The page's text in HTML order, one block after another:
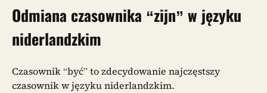
Odmiana czasownika “zijn” w języku
niderlandzkim
Czasownik “być” to zdecydowanie najczęstszy
czasownik w języku niderlandzkim.